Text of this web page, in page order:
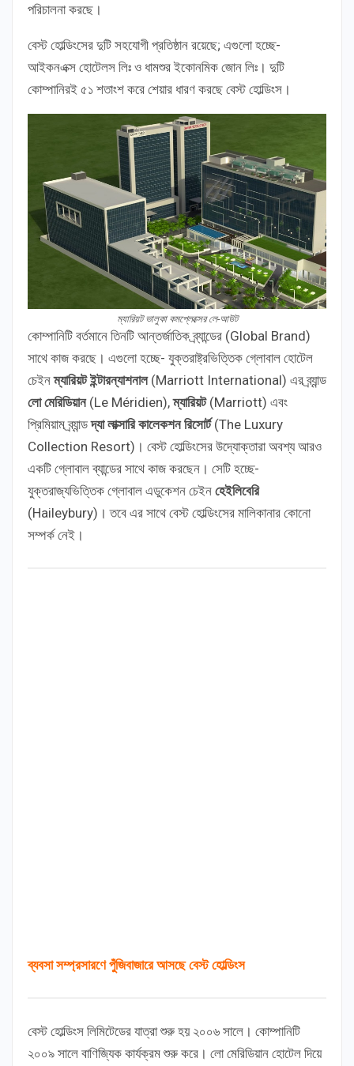
পরিচালনা করছে।
বেস্ট হোল্ডিংসের দুটি সহযোগী প্রতিষ্ঠান রয়েছে; এগুলো হচ্ছে-
আইকনএক্স হোটেলস লিঃ ও ধামশুর ইকোনমিক জোন লিঃ। দুটি
কোম্পানিরই ৫১ শতাংশ করে শেয়ার ধারণ করছে বেস্ট হোল্ডিংস।
ম্যারিয়ট ভালুকা কমপ্লেক্সের লে-আউট
কোম্পানিটি বর্তমানে তিনটি আন্তর্জাতিক ব্র্যান্ডের (Global Brand)
সাথে কাজ করছে। এগুলো হচ্ছে- যুক্তরাষ্ট্রভিত্তিক গ্লোবাল হোটেল
চেইনম্যারিয়ট ইন্টারন্যাশনাল(Marriott International) এর ব্র্যান্ড
লো মেরিডিয়ান(Le Méridien),ম্যারিয়ট(Marriott) এবং
প্রিমিয়াম ব্র্যান্ডদ্যা লাক্সারি কালেকশন রিসোর্ট(The Luxury
Collection Resort)। বেস্ট হোল্ডিংসের উদ্যোক্তারা অবশ্য আরও
একটি গ্লোবাল ব্যান্ডের সাথে কাজ করছেন। সেটি হচ্ছে-
যুক্তরাজ্যভিত্তিক গ্লোবাল এডুকেশন চেইন হেইলিবেরি
(Haileybury)। তবে এর সাথে বেস্ট হোল্ডিংসের মালিকানার কোনো
সম্পর্ক নেই।
ব্যবসা সম্প্রসারণে পুঁজিবাজারে আসছে বেস্ট হোল্ডিংস
বেস্ট হোল্ডিংস লিমিটেডের যাত্রা শুরু হয় ২০০৬ সালে। কোম্পানিটি
২০০৯ সালে বাণিজ্যিক কার্যক্রম শুরু করে। লো মেরিডিয়ান হোটেল দিয়ে